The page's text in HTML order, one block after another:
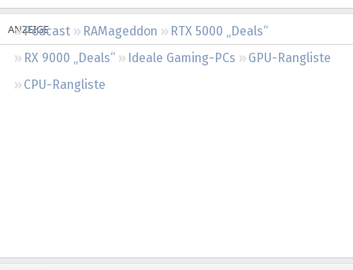
Podcast RAMageddon
RTX 5000 „Deals“
RX 9000 „Deals“
Ideale Gaming-PCs
GPU-Rangliste
CPU-Rangliste